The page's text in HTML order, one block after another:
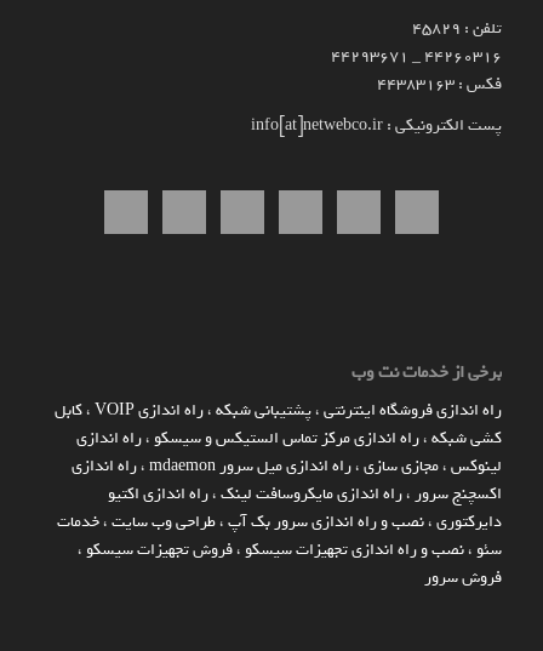
تلفن : 45829
۴۴۲۶۰۳۱۶ _ 44293671
فکس : 44383163
پست الکترونیکی : info[at]netwebco.ir
برخی از خدمات نت وب
راه اندازي فروشگاه اينترنتي،پشتیبانی شبکه،راه اندازی VOIP ،کابل
کشی شبکه،راه اندازی مرکز تماس الستیکس و سیسکو،راه اندازی
لینوکس،مجازی سازی،راه اندازی میل سرور mdaemon ،راه اندازی
اکسچنج سرور،راه اندازی مایکروسافت لینک،راه اندازی اکتیو
دایرکتوری،نصب و راه اندازی سرور بک آپ،طراحی وب سایت،خدمات
سئو،نصب و راه اندازی تجهیزات سیسکو،فروش تجهیزات سیسکو،
فروش سرور